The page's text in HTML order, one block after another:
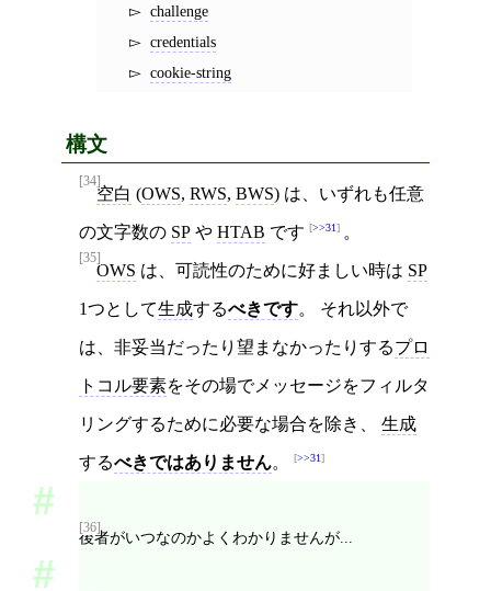
challenge
credentials
cookie-string
構文
[34]
空白 (OWS, RWS, BWS) は、いずれも任意
の文字数の SP や HTAB です >>31 。
[35]
OWS は、可読性のために好ましい時は SP
1つとして生成するべきです。 それ以外で
は、非妥当だったり望まなかったりするプロ
トコル要素をその場でメッセージをフィルタ
リングするために必要な場合を除き、 生成
するべきではありません。 >>31
[36]
後者がいつなのかよくわかりませんが...